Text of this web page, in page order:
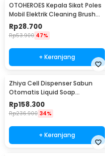
OTOHEROES Kepala Sikat Poles
Mobil Elektrik Cleaning Brush
Head 6 PCS - DB005
Rp28.700
Rp53.900 47%
+ Keranjang
Zhiya Cell Dispenser Sabun
Otomatis Liquid Soap
Touchless Sensor 280ml - FK-
008
Rp158.300
Rp236.900 34%
+ Keranjang